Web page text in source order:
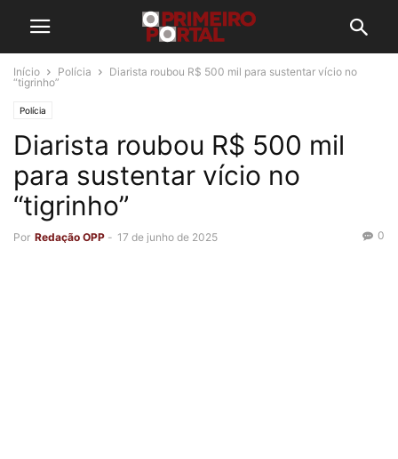
Início Polícia
Diarista roubou R$ 500 mil para sustentar vício no
“tigrinho”
Polícia
Diarista roubou R$ 500 mil
para sustentar vício no
“tigrinho”
Por Redação OPP - 17 de junho de 2025 0